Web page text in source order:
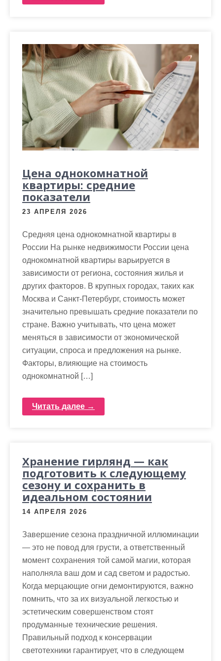
Цена однокомнатной
квартиры: средние
показатели
23 АПРЕЛЯ 2026
Средняя цена однокомнатной квартиры в
России На рынке недвижимости России цена
однокомнатной квартиры варьируется в
зависимости от региона, состояния жилья и
других факторов. В крупных городах, таких как
Москва и Санкт-Петербург, стоимость может
значительно превышать средние показатели по
стране. Важно учитывать, что цена может
меняться в зависимости от экономической
ситуации, спроса и предложения на рынке.
Факторы, влияющие на стоимость
однокомнатной […]
Читать далее →
Хранение гирлянд — как
подготовить к следующему
сезону и сохранить в
идеальном состоянии
14 АПРЕЛЯ 2026
Завершение сезона праздничной иллюминации
— это не повод для грусти, а ответственный
момент сохранения той самой магии, которая
наполняла ваш дом и сад светом и радостью.
Когда мерцающие огни демонтируются, важно
помнить, что за их визуальной легкостью и
эстетическим совершенством стоят
продуманные технические решения.
Правильный подход к консервации
светотехники гарантирует, что в следующем